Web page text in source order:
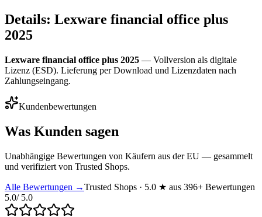
Details: Lexware financial office plus
2025
Lexware financial office plus 2025 — Vollversion als digitale
Lizenz (ESD). Lieferung per Download und Lizenzdaten nach
Zahlungseingang.
Kundenbewertungen
Was Kunden sagen
Unabhängige Bewertungen von Käufern aus der EU — gesammelt
und verifiziert von Trusted Shops.
Alle Bewertungen →Trusted Shops · 5.0 ★ aus 396+ Bewertungen
5.0/ 5.0